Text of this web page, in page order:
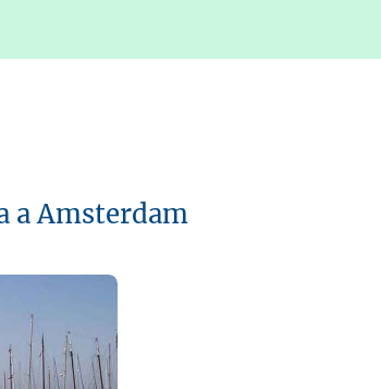
a Amsterdam